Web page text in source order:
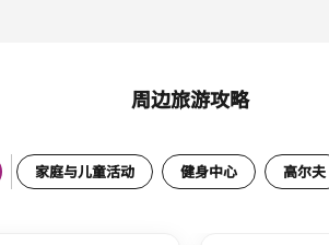
周边旅游攻略
家庭与儿童活动 健身中心 高尔夫